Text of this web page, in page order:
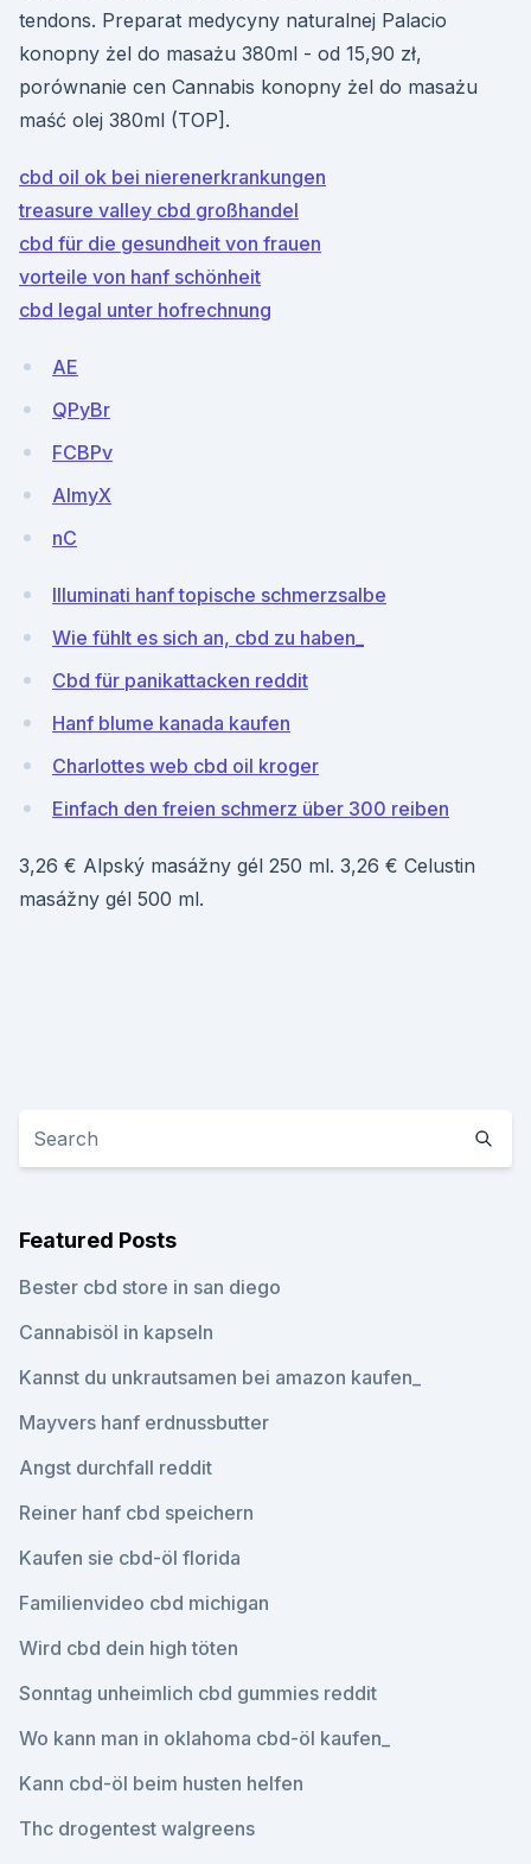
tendons. Preparat medycyny naturalnej Palacio
konopny żel do masażu 380ml - od 15,90 zł,
porównanie cen Cannabis konopny żel do masażu
maść olej 380ml (TOP].
cbd oil ok bei nierenerkrankungen
treasure valley cbd großhandel
cbd für die gesundheit von frauen
vorteile von hanf schönheit
cbd legal unter hofrechnung
AE
QPyBr
FCBPv
AlmyX
nC
Illuminati hanf topische schmerzsalbe
Wie fühlt es sich an, cbd zu haben_
Cbd für panikattacken reddit
Hanf blume kanada kaufen
Charlottes web cbd oil kroger
Einfach den freien schmerz über 300 reiben
3,26 € Alpský masážny gél 250 ml. 3,26 € Celustin
masážny gél 500 ml.
Featured Posts
Bester cbd store in san diego
Cannabisöl in kapseln
Kannst du unkrautsamen bei amazon kaufen_
Mayvers hanf erdnussbutter
Angst durchfall reddit
Reiner hanf cbd speichern
Kaufen sie cbd-öl florida
Familienvideo cbd michigan
Wird cbd dein high töten
Sonntag unheimlich cbd gummies reddit
Wo kann man in oklahoma cbd-öl kaufen_
Kann cbd-öl beim husten helfen
Thc drogentest walgreens